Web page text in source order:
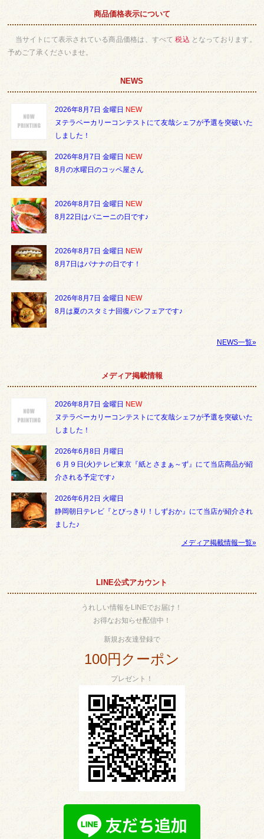
商品価格表示について
当サイトにて表示されている商品価格は、すべて 税込 となっております。
予めご了承くださいませ。
NEWS
2026年8月7日 金曜日 NEW
ヌテラベーカリーコンテストにて友哉シェフが予選を突破いた
しました！
2026年8月7日 金曜日 NEW
8月の水曜日のコッペ屋さん
2026年8月7日 金曜日 NEW
8月22日はパニーニの日です♪
2026年8月7日 金曜日 NEW
8月7日はバナナの日です！
2026年8月7日 金曜日 NEW
8月は夏のスタミナ回復パンフェアです♪
NEWS一覧»
メディア掲載情報
2026年8月7日 金曜日 NEW
ヌテラベーカリーコンテストにて友哉シェフが予選を突破いた
しました！
2026年6月8日 月曜日
６月９日(火)テレビ東京『紙とさまぁ～ず』にて当店商品が紹
介される予定です♪
2026年6月2日 火曜日
静岡朝日テレビ『とびっきり！しずおか』にて当店が紹介され
ました♪
メディア掲載情報一覧»
LINE公式アカウント
うれしい情報をLINEでお届け！
お得なお知らせ配信中！
新規お友達登録で
100円クーポン
プレゼント！